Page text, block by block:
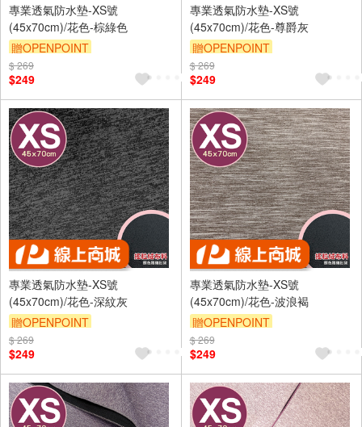
專業透氣防水墊-XS號
(45x70cm)/花色-棕綠色
贈OPENPOINT
訂單滿 2000 元折抵 100元
（運費不算在 2000 元的範圍
內）
訂單滿699享9折
$ 269
$249
專業透氣防水墊-XS號
(45x70cm)/花色-尊爵灰
贈OPENPOINT
訂單滿 2000 元折抵 100元
（運費不算在 2000 元的範圍
內）
訂單滿699享9折
$ 269
$249
專業透氣防水墊-XS號
(45x70cm)/花色-深紋灰
贈OPENPOINT
訂單滿 2000 元折抵 100元
（運費不算在 2000 元的範圍
內）
訂單滿699享9折
$ 269
$249
專業透氣防水墊-XS號
(45x70cm)/花色-波浪褐
贈OPENPOINT
訂單滿 2000 元折抵 100元
（運費不算在 2000 元的範圍
內）
訂單滿699享9折
$ 269
$249